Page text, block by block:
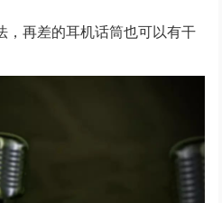
，再差的耳机话筒也可以有干